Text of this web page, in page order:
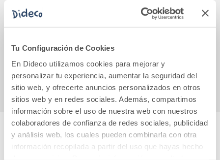
Tu Configuración de Cookies
En Dideco utilizamos cookies para mejorar y
personalizar tu experiencia, aumentar la seguridad del
sitio web, y ofrecerte anuncios personalizados en otros
sitios web y en redes sociales. Además, compartimos
información sobre el uso de nuestra web con nuestros
colaboradores de confianza de redes sociales, publicidad
y análisis web, los cuales pueden combinarla con otra
información recopilada a partir del uso que hayas hecho
Ramiro, el príncipe
miedoso
14,10€
Comprar
El cole de Nubidú
Comprar
Cuéntanos tu opinión